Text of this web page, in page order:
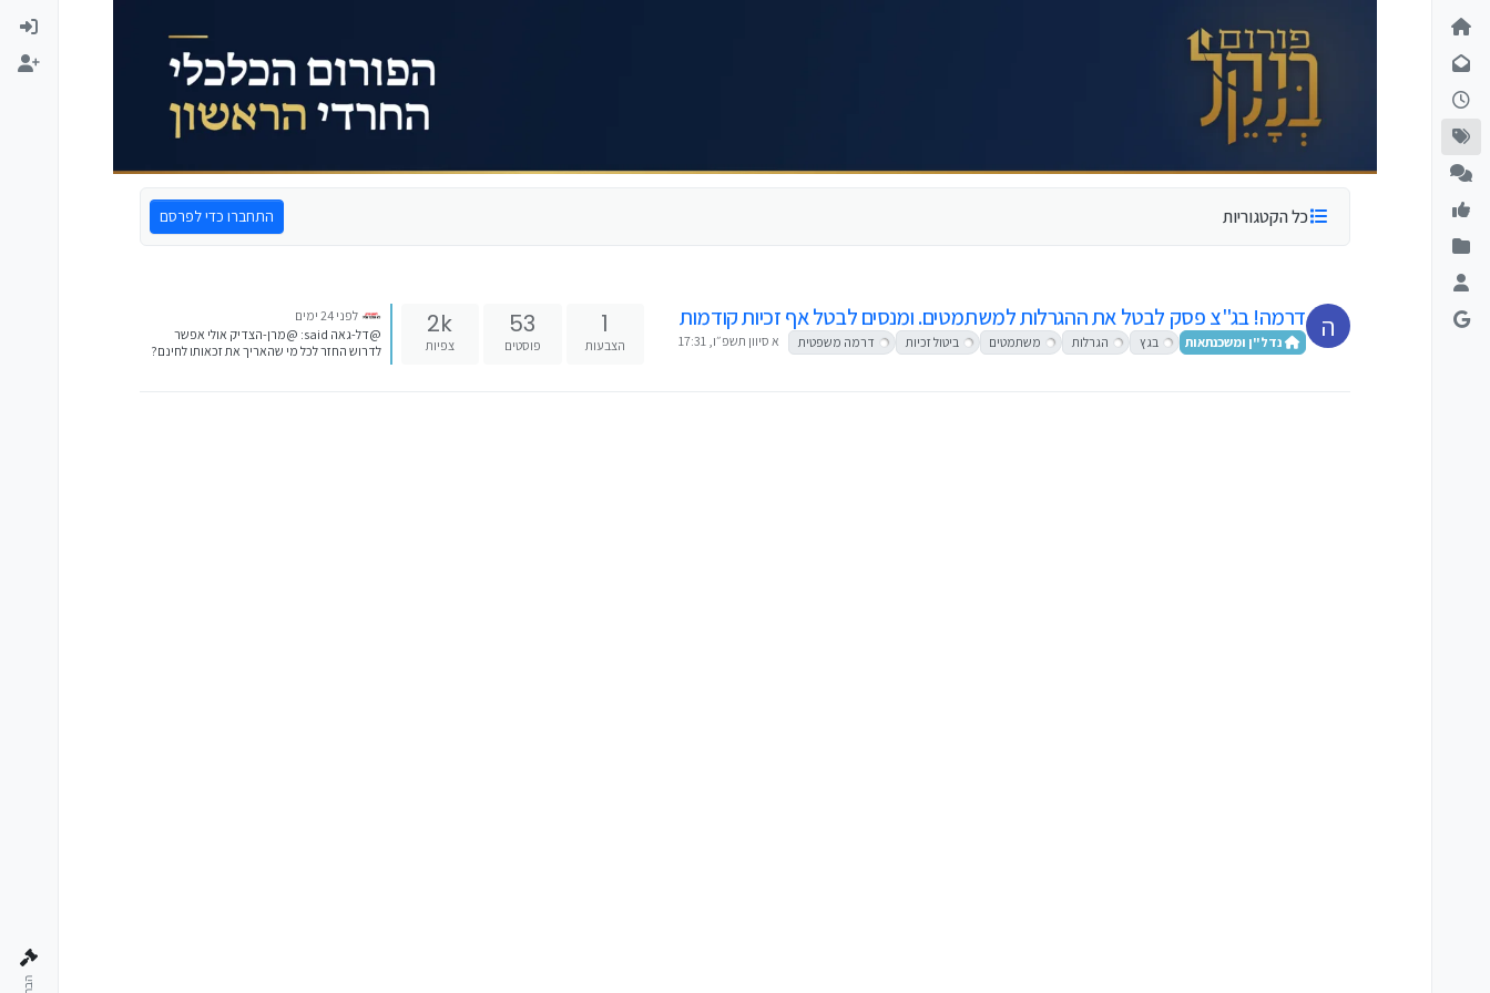
דילוג לתוכן
כל הקטגוריות התחברו כדי לפרסם
ה דרמה! בג"צ פסק לבטל את ההגרלות למשתמטים. ומנסים לבטל אף זכיות קודמות
נדל"ן ומשכנתאות בגץ הגרלות משתמטים ביטול זכיות דרמה משפטית א סיוון תשפ״ו, 17:31
1
הצבעות
53
פוסטים
2k
צפיות
לפני 24 ימים
@דל-גאה said: @מרן-הצדיק אולי אפשר
לדרוש החזר לכל מי שהאריך את זכאותו לחינם?